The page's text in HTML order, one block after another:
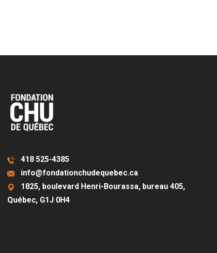
418 525-4385
info@fondationchudequebec.ca
1825, boulevard Henri-Bourassa, bureau 405,
Québec, G1J 0H4